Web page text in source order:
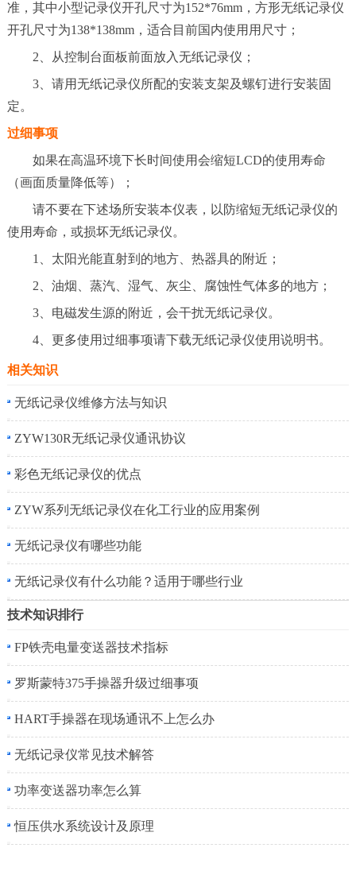
准，其中小型记录仪开孔尺寸为152*76mm，方形无纸记录仪
开孔尺寸为138*138mm，适合目前国内使用用尺寸；
2、从控制台面板前面放入无纸记录仪；
3、请用无纸记录仪所配的安装支架及螺钉进行安装固
定。
过细事项
如果在高温环境下长时间使用会缩短LCD的使用寿命
（画面质量降低等）；
请不要在下述场所安装本仪表，以防缩短无纸记录仪的
使用寿命，或损坏无纸记录仪。
1、太阳光能直射到的地方、热器具的附近；
2、油烟、蒸汽、湿气、灰尘、腐蚀性气体多的地方；
3、电磁发生源的附近，会干扰无纸记录仪。
4、更多使用过细事项请下载无纸记录仪使用说明书。
相关知识
无纸记录仪维修方法与知识
ZYW130R无纸记录仪通讯协议
彩色无纸记录仪的优点
ZYW系列无纸记录仪在化工行业的应用案例
无纸记录仪有哪些功能
无纸记录仪有什么功能？适用于哪些行业
技术知识排行
FP铁壳电量变送器技术指标
罗斯蒙特375手操器升级过细事项
HART手操器在现场通讯不上怎么办
无纸记录仪常见技术解答
功率变送器功率怎么算
恒压供水系统设计及原理